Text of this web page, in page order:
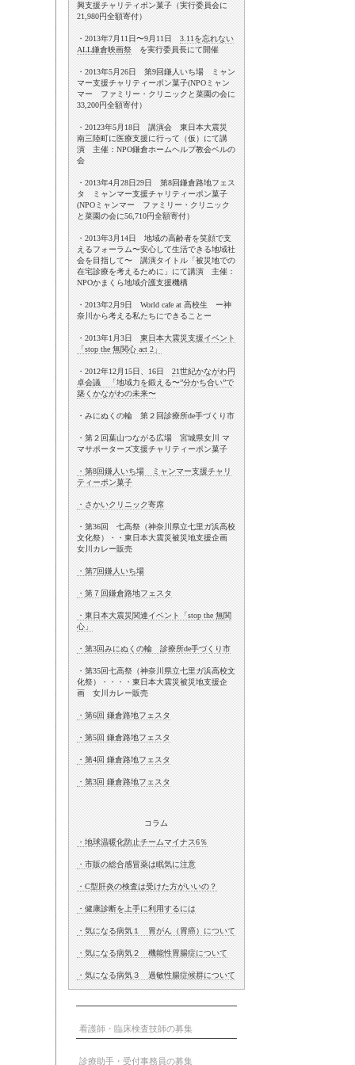
興支援チャリティポン菓子（実行委員会に
21,980円全額寄付）
・2013年7月11日〜9月11日3.11を忘れない
ALL鎌倉映画祭を実行委員長にて開催
・2013年5月26日 第9回鎌人いち場 ミャン
マー支援チャリティーポン菓子(NPOミャン
マー ファミリー・クリニックと菜園の会に
33,200円全額寄付）
・20123年5月18日 講演会 東日本大震災
南三陸町に医療支援に行って（仮）にて講
演 主催：NPO鎌倉ホームヘルプ教会ベルの
会
・2013年4月28日29日 第8回鎌倉路地フェス
タ ミャンマー支援チャリティーポン菓子
(NPOミャンマー ファミリー・クリニック
と菜園の会に56,710円全額寄付）
・2013年3月14日 地域の高齢者を笑顔で支
えるフォーラム〜安心して生活できる地域社
会を目指して〜 講演タイトル「被災地での
在宅診療を考えるために」にて講演 主催：
NPOかまくら地域介護支援機構
・2013年2月9日 World cafe at 高校生 ー神
奈川から考える私たちにできることー
・2013年1月3日東日本大震災支援イベント
「stop the 無関心 act 2」
・2012年12月15日、16日21世紀かながわ円
卓会議 「地域力を鍛える〜”分かち合い”で
築くかながわの未来〜
・みにぬくの輪 第２回診療所de手づくり市
・第２回葉山つながる広場 宮城県女川 マ
マサポーターズ支援チャリティーポン菓子
・第8回鎌人いち場 ミャンマー支援チャリ
ティーポン菓子
・さかいクリニック寄席
・第36回 七高祭（神奈川県立七里ガ浜高校
文化祭）・・東日本大震災被災地支援企画
女川カレー販売
・第7回鎌人いち場
・第７回鎌倉路地フェスタ
・東日本大震災関連イベント「stop the 無関
心」
・第3回みにぬくの輪 診療所de手づくり市
・第35回七高祭（神奈川県立七里ガ浜高校文
化祭）・・・・東日本大震災被災地支援企
画 女川カレー販売
・第6回 鎌倉路地フェスタ
・第5回 鎌倉路地フェスタ
・第4回 鎌倉路地フェスタ
・第3回 鎌倉路地フェスタ
コラム
・地球温暖化防止チームマイナス6％
・市販の総合感冒薬は眠気に注意
・C型肝炎の検査は受けた方がいいの？
・健康診断を上手に利用するには
・気になる病気１ 胃がん（胃癌）について
・気になる病気２ 機能性胃腸症について
・気になる病気３ 過敏性腸症候群について
看護師・臨床検査技師の募集
診療助手・受付事務員の募集